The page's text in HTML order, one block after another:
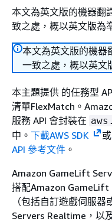
本文為英文版的機器翻
致之處，概以英文版為
本文為英文版的機器
一致之處，概以英文
本主題提供 的任務型
清單FlexMatch。
服務 API 會封裝在
中。 下載AWS SDK 或
API 參考文件 。
Amazon GameLift
搭配Amazon GameLift
（包括自訂遊戲伺服
Servers Realtime，以